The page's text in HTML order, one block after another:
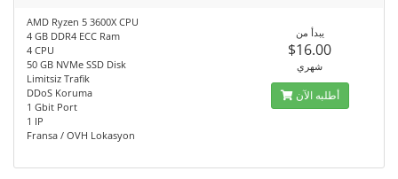
AMD Ryzen 5 3600X CPU
4 GB DDR4 ECC Ram
4 CPU
50 GB NVMe SSD Disk
Limitsiz Trafik
DDoS Koruma
1 Gbit Port
1 IP
Fransa / OVH Lokasyon
يبدأ من
$16.00
شهري
أطلبه الآن